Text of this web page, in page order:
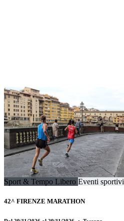
Sport & Tempo Libero Eventi sportivi
42^ FIRENZE MARATHON